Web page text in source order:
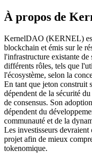
Copie de Trading
Rejoignez les
À propos de
KernelDAO (KERNEL)
blockchain et émis sur le
l'infrastructure existante
différents rôles, tels que
l'écosystème, selon la
En tant que jeton construit
dépendent de la sécurité
de consensus. Son
dépendent du
communauté et de la
Les investisseurs
projet afin de mieux
tokenomique.